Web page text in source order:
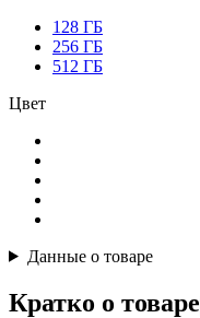
128 ГБ
256 ГБ
512 ГБ
Цвет
Данные о товаре
Кратко о товаре